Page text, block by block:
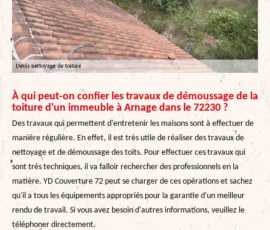
À qui peut-on confier les travaux de démoussage de la
toiture d'un immeuble à Arnage dans le 72230 ?
Des travaux qui permettent d'entretenir les maisons sont à effectuer de
manière régulière. En effet, il est très utile de réaliser des travaux de
nettoyage et de démoussage des toits. Pour effectuer ces travaux qui
sont très techniques, il va falloir rechercher des professionnels en la
matière. YD Couverture 72 peut se charger de ces opérations et sachez
qu'il a tous les équipements appropriés pour la garantie d'un meilleur
rendu de travail. Si vous avez besoin d'autres informations, veuillez le
téléphoner directement.